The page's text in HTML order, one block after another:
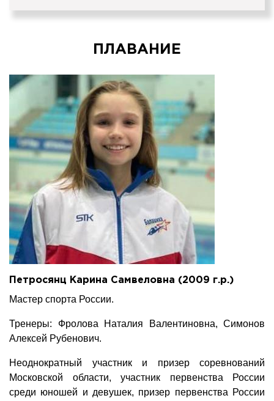
ПЛАВАНИЕ
Петросянц Карина Самвеловна (2009 г.р.)
Мастер спорта России.
Тренеры: Фролова Наталия Валентиновна, Симонов
Алексей Рубенович.
Неоднократный участник и призер соревнований
Московской области, участник первенства России
среди юношей и девушек, призер первенства России